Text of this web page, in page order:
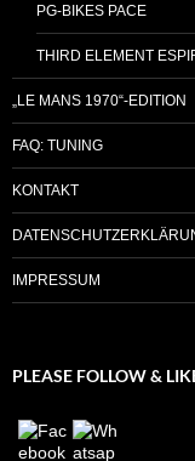
PG-BIKES PACE
THIRD ELEMENT
„LE MANS 1970“-EDITION
FAQ: TUNING
KONTAKT
IMPRESSUM
PLEASE FOLLOW &